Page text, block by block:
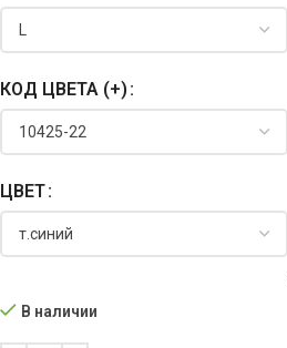
КОД ЦВЕТА (+)
ЦВЕТ
В наличии